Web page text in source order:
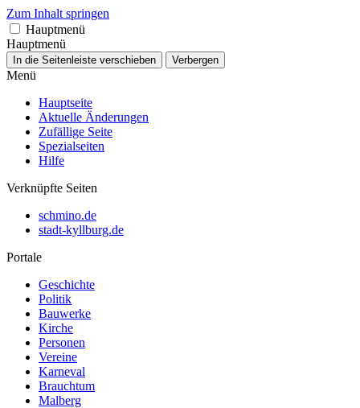
Zum Inhalt springen
Hauptmenü
Hauptmenü
In die Seitenleiste verschieben Verbergen
Menü
Hauptseite
Aktuelle Änderungen
Zufällige Seite
Spezialseiten
Hilfe
Verknüpfte Seiten
schmino.de
stadt-kyllburg.de
Portale
Geschichte
Politik
Bauwerke
Kirche
Personen
Vereine
Karneval
Brauchtum
Malberg